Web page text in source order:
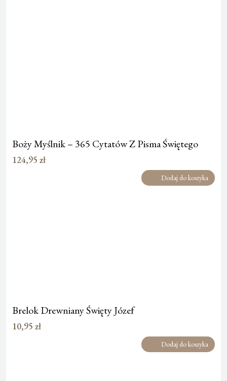
Boży Myślnik – 365 Cytatów Z Pisma Świętego
124,95 zł
Dodaj do koszyka
Brelok Drewniany Święty Józef
10,95 zł
Dodaj do koszyka